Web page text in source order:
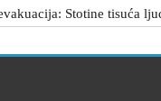
7.